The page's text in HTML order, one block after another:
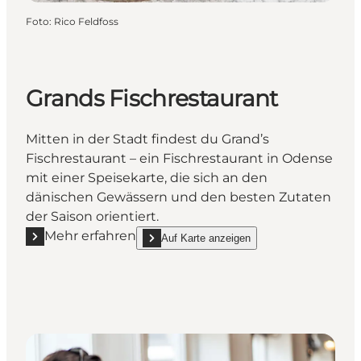
Foto: Rico Feldfoss
Grands Fischrestaurant
Mitten in der Stadt findest du Grand’s
Fischrestaurant – ein Fischrestaurant in Odense
mit einer Speisekarte, die sich an den
dänischen Gewässern und den besten Zutaten
der Saison orientiert.
Mehr erfahren
Mehr erfahren "Grands Fischrestaurant"
Auf Karte anzeigen
show Grands Fischrestaurant on_map